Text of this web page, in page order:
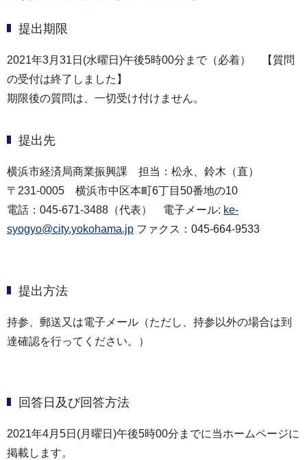
提出期限
2021年3月31日(水曜日)午後5時00分まで（必着） 【質問
の受付は終了しました】
期限後の質問は、一切受け付けません。
提出先
横浜市経済局商業振興課 担当：松永、鈴木（直）
〒231-0005 横浜市中区本町6丁目50番地の10
電話：045-671-3488（代表） 電子メール: ke-
syogyo@city.yokohama.jp ファクス：045-664-9533
提出方法
持参、郵送又は電子メール（ただし、持参以外の場合は到
達確認を行ってください。）
回答日及び回答方法
2021年4月5日(月曜日)午後5時00分までに当ホームページに
掲載します。